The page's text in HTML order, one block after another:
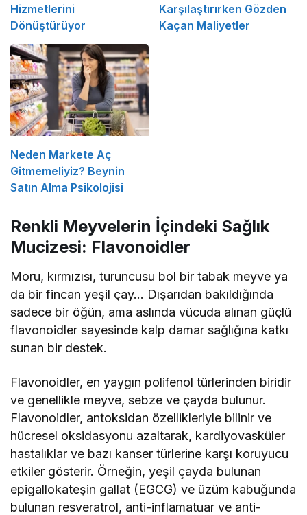
Hizmetlerini
Dönüştürüyor
Karşılaştırırken Gözden
Kaçan Maliyetler
Neden Markete Aç
Gitmemeliyiz? Beynin
Satın Alma Psikolojisi
Renkli Meyvelerin İçindeki Sağlık
Mucizesi: Flavonoidler
Moru, kırmızısı, turuncusu bol bir tabak meyve ya
da bir fincan yeşil çay… Dışarıdan bakıldığında
sadece bir öğün, ama aslında vücuda alınan güçlü
flavonoidler sayesinde kalp damar sağlığına katkı
sunan bir destek.
Flavonoidler, en yaygın polifenol türlerinden biridir
ve genellikle meyve, sebze ve çayda bulunur.
Flavonoidler, antoksidan özellikleriyle bilinir ve
hücresel oksidasyonu azaltarak, kardiyovasküler
hastalıklar ve bazı kanser türlerine karşı koruyucu
etkiler gösterir. Örneğin, yeşil çayda bulunan
epigallokateşin gallat (EGCG) ve üzüm kabuğunda
bulunan resveratrol, anti-inflamatuar ve anti-